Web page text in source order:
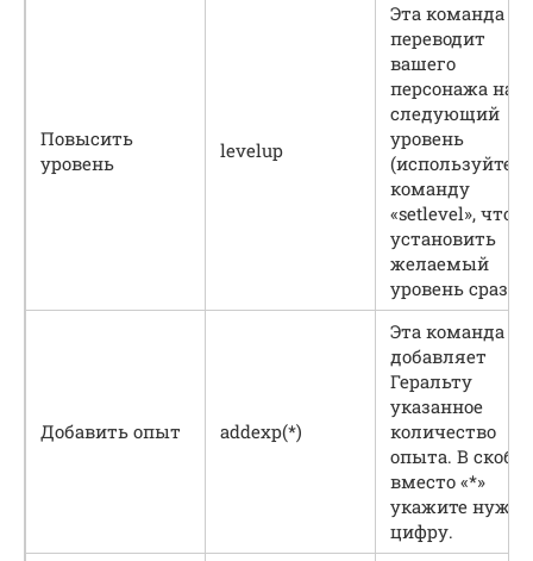
Повысить
уровень
levelup
Эта команда
переводит
вашего
персонажа на
следующий
уровень
(используйте
команду
«setlevel»,
установить
желаемый
уровень сразу).
Добавить опыт addexp(*)
Эта команда
добавляет
Геральту
указанное
количество
опыта. В
вместо «*»
укажите
цифру.